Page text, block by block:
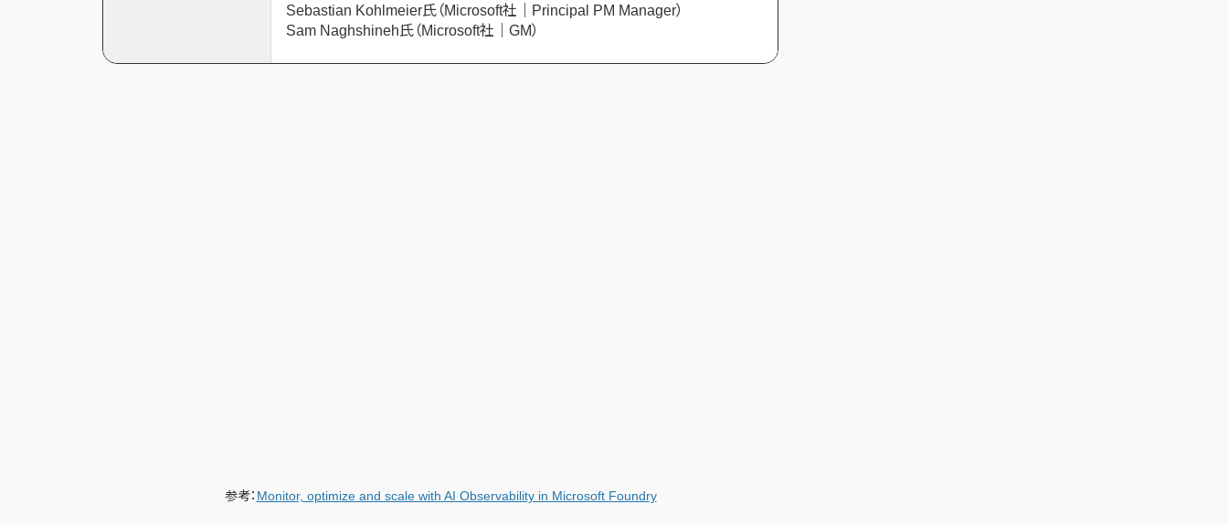
Sebastian Kohlmeier氏（Microsoft社｜Principal PM Manager）
Sam Naghshineh氏（Microsoft社｜GM）
参考： Monitor, optimize and scale with AI Observability in Microsoft Foundry